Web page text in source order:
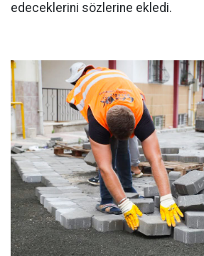
edeceklerini sözlerine ekledi.